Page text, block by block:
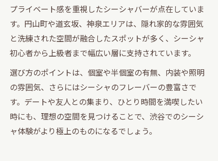
プライベート感を重視したシーシャバーが点在していま
す。円山町や道玄坂、神泉エリアは、隠れ家的な雰囲気
と洗練された空間が融合したスポットが多く、シーシャ
初心者から上級者まで幅広い層に支持されています。
選び方のポイントは、個室や半個室の有無、内装や照明
の雰囲気、さらにはシーシャのフレーバーの豊富さで
す。デートや友人との集まり、ひとり時間を満喫したい
時にも、理想の空間を見つけることで、渋谷でのシーシ
ャ体験がより極上のものになるでしょう。